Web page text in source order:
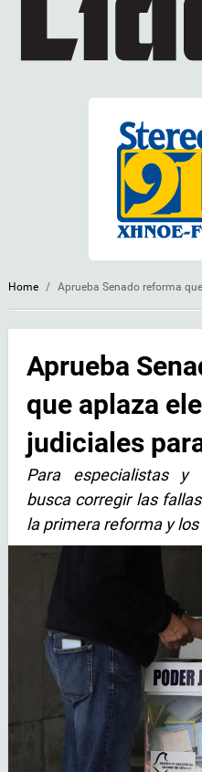
Home / Aprueba Senado reforma
Aprueba
que aplaza
judiciales
Para especialistas y
busca corregir las
la primera reforma y